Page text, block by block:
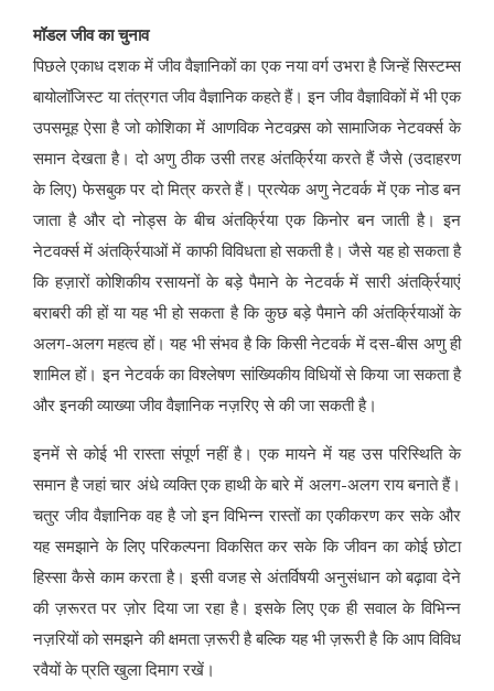
मॉडल जीव का चुनाव
पिछले एकाध दशक में जीव वैज्ञानिकों का एक नया वर्ग उभरा है जिन्हें सिस्टम्स
बायोलॉजिस्ट या तंत्रगत जीव वैज्ञानिक कहते हैं। इन जीव वैज्ञाविकों में भी एक
उपसमूह ऐसा है जो कोशिका में आणविक नेटवक्र्स को सामाजिक नेटवर्क्स के
समान देखता है। दो अणु ठीक उसी तरह अंतर्क्रिया करते हैं जैसे (उदाहरण
के लिए) फेसबुक पर दो मित्र करते हैं। प्रत्येक अणु नेटवर्क में एक नोड बन
जाता है और दो नोड्स के बीच अंतर्क्रिया एक किनोर बन जाती है। इन
नेटवर्क्स में अंतर्क्रियाओं में काफी विविधता हो सकती है। जैसे यह हो सकता है
कि हज़ारों कोशिकीय रसायनों के बड़े पैमाने के नेटवर्क में सारी अंतर्क्रियाएं
बराबरी की हों या यह भी हो सकता है कि कुछ बड़े पैमाने की अंतर्क्रियाओं के
अलग-अलग महत्व हों। यह भी संभव है कि किसी नेटवर्क में दस-बीस अणु ही
शामिल हों। इन नेटवर्क का विश्लेषण सांख्यिकीय विधियों से किया जा सकता है
और इनकी व्याख्या जीव वैज्ञानिक नज़रिए से की जा सकती है।
इनमें से कोई भी रास्ता संपूर्ण नहीं है। एक मायने में यह उस परिस्थिति के
समान है जहां चार अंधे व्यक्ति एक हाथी के बारे में अलग-अलग राय बनाते हैं।
चतुर जीव वैज्ञानिक वह है जो इन विभिन्न रास्तों का एकीकरण कर सके और
यह समझाने के लिए परिकल्पना विकसित कर सके कि जीवन का कोई छोटा
हिस्सा कैसे काम करता है। इसी वजह से अंतर्विषयी अनुसंधान को बढ़ावा देने
की ज़रूरत पर ज़ोर दिया जा रहा है। इसके लिए एक ही सवाल के विभिन्न
नज़रियों को समझने की क्षमता ज़रूरी है बल्कि यह भी ज़रूरी है कि आप विविध
रवैयों के प्रति खुला दिमाग रखें।